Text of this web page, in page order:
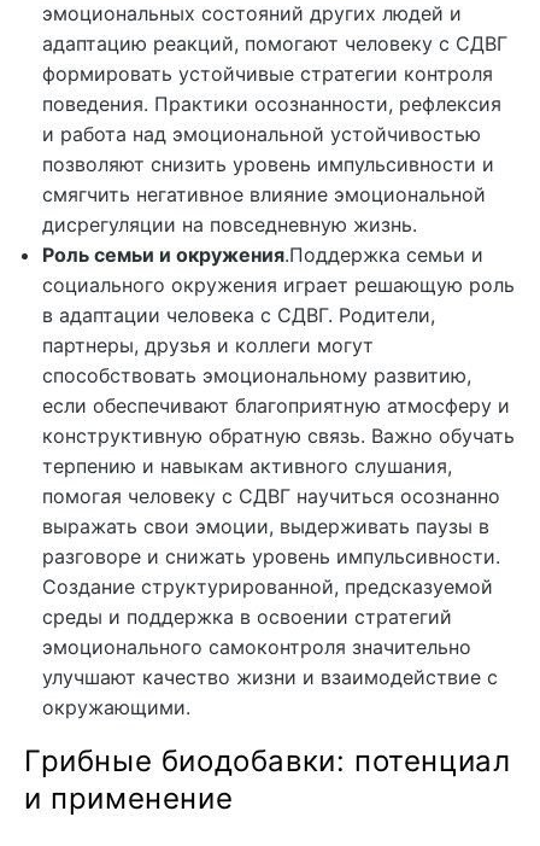
эмоциональных состояний других людей и
адаптацию реакций, помогают человеку с СДВГ
формировать устойчивые стратегии контроля
поведения. Практики осознанности, рефлексия
и работа над эмоциональной устойчивостью
позволяют снизить уровень импульсивности и
смягчить негативное влияние эмоциональной
дисрегуляции на повседневную жизнь.
Роль семьи и окружения.Поддержка семьи и
социального окружения играет решающую роль
в адаптации человека с СДВГ. Родители,
партнеры, друзья и коллеги могут
способствовать эмоциональному развитию,
если обеспечивают благоприятную атмосферу и
конструктивную обратную связь. Важно обучать
терпению и навыкам активного слушания,
помогая человеку с СДВГ научиться осознанно
выражать свои эмоции, выдерживать паузы в
разговоре и снижать уровень импульсивности.
Создание структурированной, предсказуемой
среды и поддержка в освоении стратегий
эмоционального самоконтроля значительно
улучшают качество жизни и взаимодействие с
окружающими.
Грибные биодобавки: потенциал
и применение